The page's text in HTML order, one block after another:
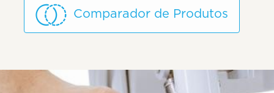
Comparador de Produtos